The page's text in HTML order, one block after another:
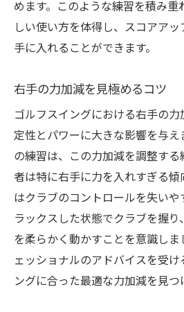
右手を駆使したスイン
上級者が磨くべき右手
高度な右手の使い方で差
右手の動きを極めるため
右手の使い方でスイングに
法
一貫性を高める右手の
右手でスイングの安定
スイングに一貫性を持
右手を意識したスイン
一貫したスイングを実
ック
めます。このような練習を積み
しい使い方を体得し、スコアア
手に入れることができます。
右手の力加減を見極めるコツ
ゴルフスイングにおける右手の
定性とパワーに大きな影響を与
の練習は、この力加減を調整す
者は特に右手に力を入れすぎる
はクラブのコントロールを失いや
ラックスした状態でクラブを握
を柔らかく動かすことを意識し
ェッショナルのアドバイスを受
ングに合った最適な力加減を見つ